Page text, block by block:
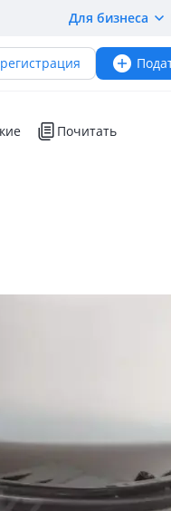
Для бизнеса
Почитать